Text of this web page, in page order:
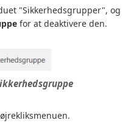
"Sikkerhedsgrupper", og
for at deaktivere den.